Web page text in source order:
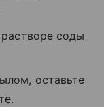
соды
оставьте